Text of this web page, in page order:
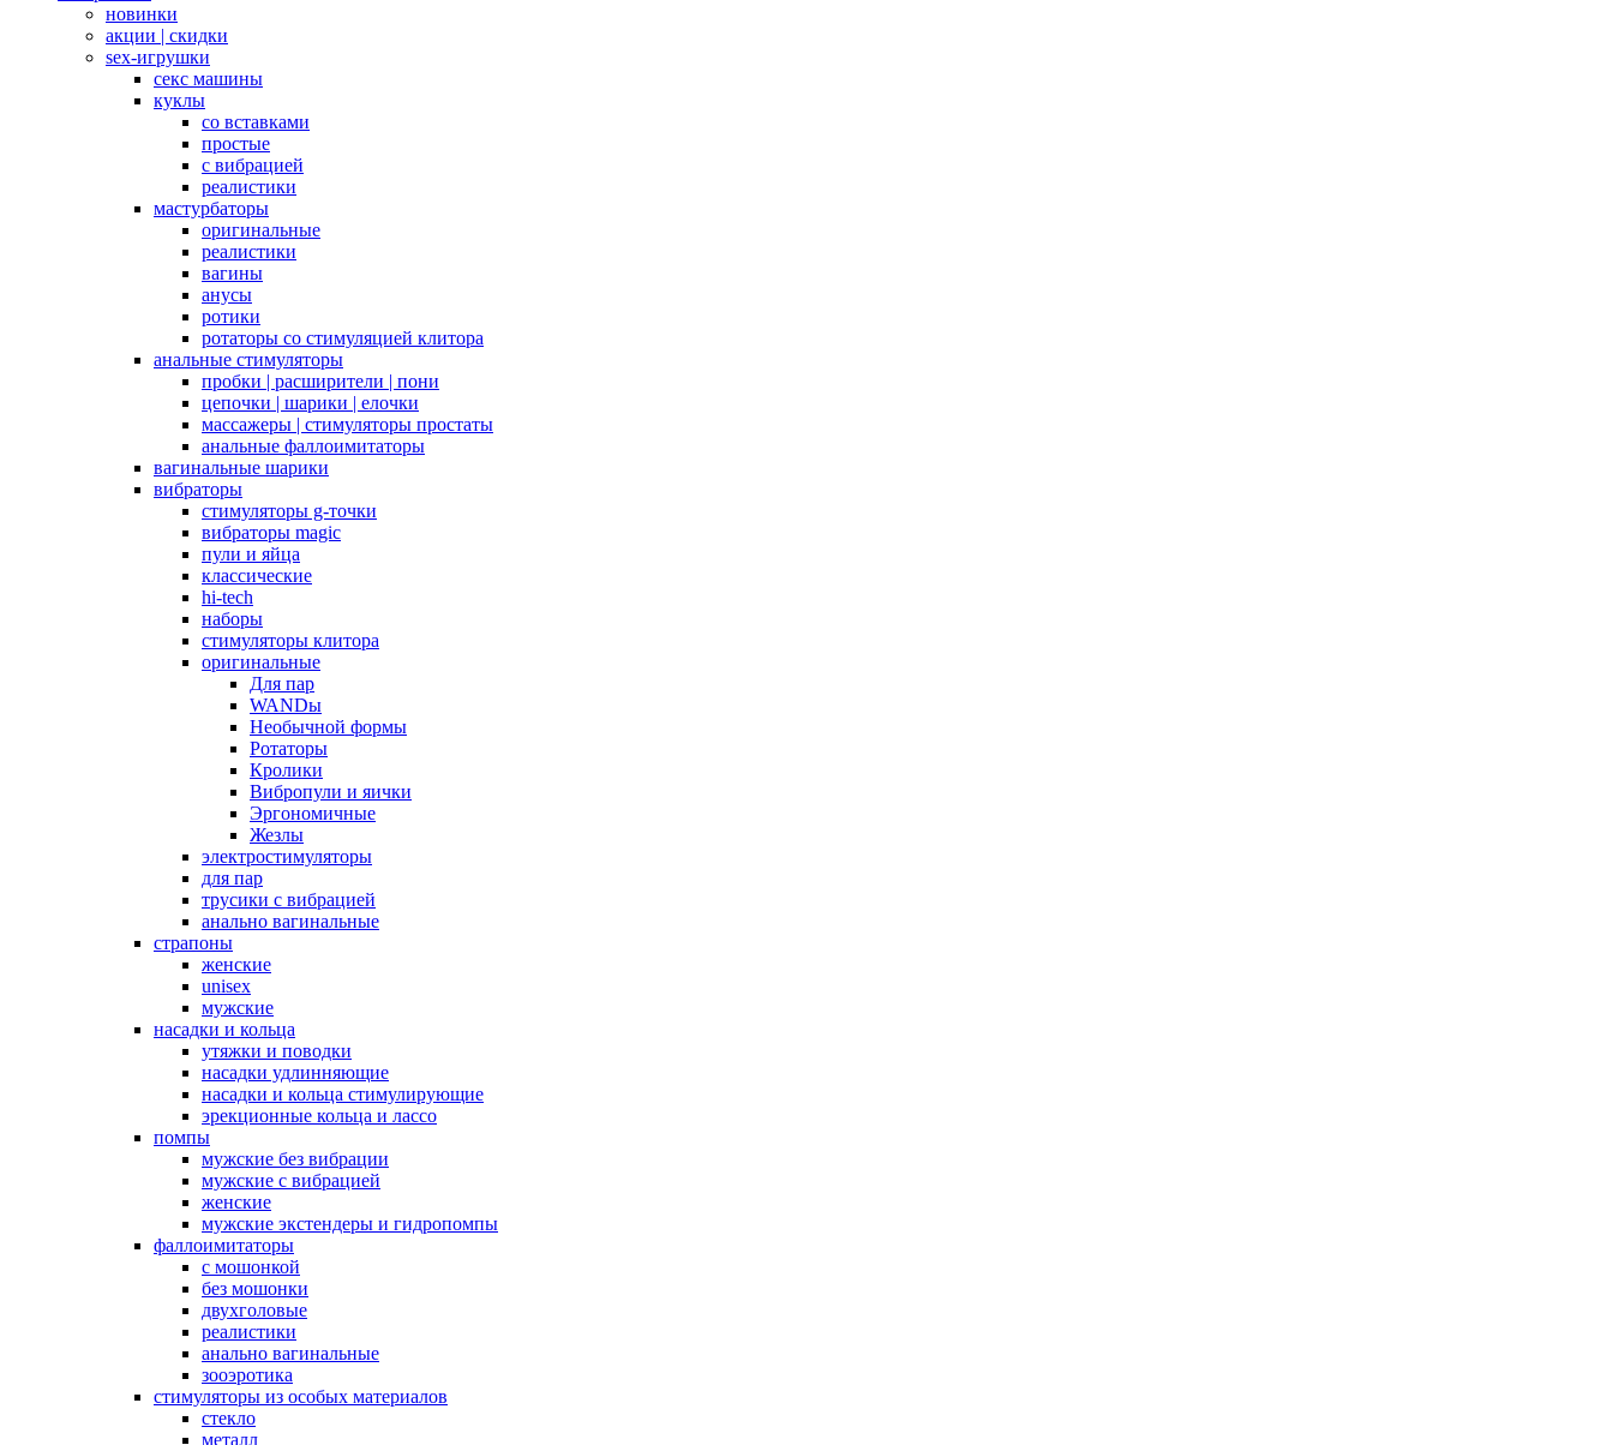
новинки
акции | скидки
sex-игрушки
секс машины
куклы
со вставками
простые
с вибрацией
реалистики
мастурбаторы
оригинальные
реалистики
вагины
анусы
ротики
ротаторы со стимуляцией клитора
анальные стимуляторы
пробки | расширители | пони
цепочки | шарики | елочки
массажеры | стимуляторы простаты
анальные фаллоимитаторы
вагинальные шарики
вибраторы
стимуляторы g-точки
вибраторы magic
пули и яйца
классические
hi-tech
наборы
стимуляторы клитора
оригинальные
Для пар
WANDы
Необычной формы
Ротаторы
Кролики
Вибропули и яички
Эргономичные
Жезлы
электростимуляторы
для пар
трусики с вибрацией
анально вагинальные
страпоны
женские
unisex
мужские
насадки и кольца
утяжки и поводки
насадки удлинняющие
насадки и кольца стимулирующие
эрекционные кольца и лассо
помпы
мужские без вибрации
мужские с вибрацией
женские
мужские экстендеры и гидропомпы
фаллоимитаторы
с мошонкой
без мошонки
двухголовые
реалистики
анально вагинальные
зооэротика
стимуляторы из особых материалов
стекло
металл